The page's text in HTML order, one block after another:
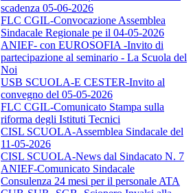
scadenza 05-06-2026
FLC CGIL-Convocazione Assemblea
Sindacale Regionale pe il 04-05-2026
ANIEF- con EUROSOFIA -Invito di
partecipazione al seminario - La Scuola del
Noi
USB SCUOLA-E CESTER-Invito al
convegno del 05-05-2026
FLC CGIL-Comunicato Stampa sulla
riforma degli Istituti Tecnici
CISL SCUOLA-Assemblea Sindacale del
11-05-2026
CISL SCUOLA-News dal Sindacato N. 7
ANIEF-Comunicato Sindacale
Consulenza 24 mesi per il personale ATA